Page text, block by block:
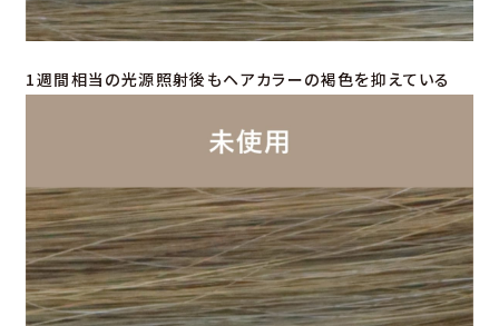
1週間相当の光源照射後もヘアカラーの褐色を抑えている